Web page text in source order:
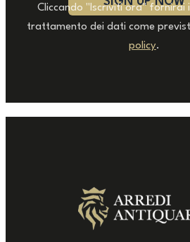
Cliccando "Iscriviti ora" fornirai
trattamento dei dati come
policy.